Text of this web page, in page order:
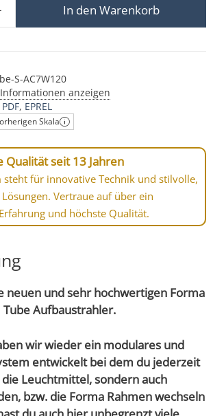
230V ohne Trafo | dimmbar & 90
In den Warenkorb
S-AC7W120
Informationen anzeigen
PDF EPREL
Skala
Qualität seit 13 Jahren
steht für innovative Technik und stilvolle,
Vertraue auf über ein
und höchste Qualität.
neuen und sehr hochwertigen Forma
Tube Aufbaustrahler.
wir wieder ein modulares und
entwickelt bei dem du jederzeit
Leuchtmittel, sondern auch
bzw. die Forma Rahmen wechseln